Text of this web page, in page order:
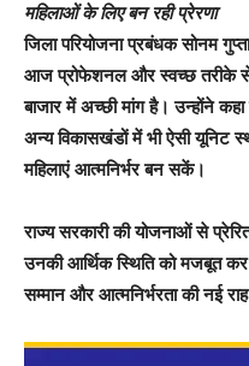
महिलाओं के लिए बन रही प्रेरणा
जिला परियोजना प्रबंधक सोनम
आज प्रोफेशनल और स्वच्छ तरीके से
बाजार में अच्छी मांग है। उन्होंने
अन्य विकासखंडों में भी ऐसी यूनिट
महिलाएं आत्मनिर्भर बन सकें।
राज्य सरकारी की योजनाओं से
उनकी आर्थिक स्थिति को मजबूत कर
सम्मान और आत्मनिर्भरता की नई